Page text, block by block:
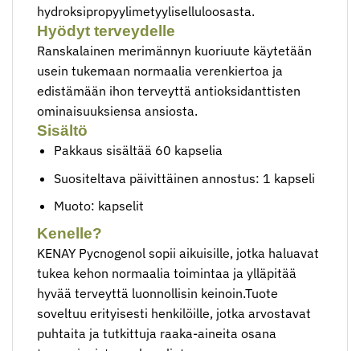
hydroksipropyylimetyyliselluloosasta.
Hyödyt terveydelle
Ranskalainen merimännyn kuoriuute käytetään
usein tukemaan normaalia verenkiertoa ja
edistämään ihon terveyttä antioksidanttisten
ominaisuuksiensa ansiosta.
Sisältö
Pakkaus sisältää 60 kapselia
Suositeltava päivittäinen annostus: 1 kapseli
Muoto: kapselit
Kenelle?
KENAY Pycnogenol sopii aikuisille, jotka haluavat
tukea kehon normaalia toimintaa ja ylläpitää
hyvää terveyttä luonnollisin keinoin.Tuote
soveltuu erityisesti henkilöille, jotka arvostavat
puhtaita ja tutkittuja raaka-aineita osana